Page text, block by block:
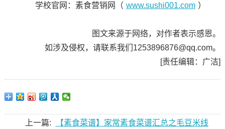
学校官网：素食营销网（ www.sushi001.com ）
图文来源于网络，对作者表示感恩。
如涉及侵权，请联系我们1253896876@qq.com。
[责任编辑：广洁]
上一篇:
【素食菜谱】家常素食菜谱汇总之毛豆米线